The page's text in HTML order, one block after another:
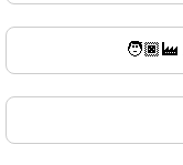
🧑🏿‍🏭